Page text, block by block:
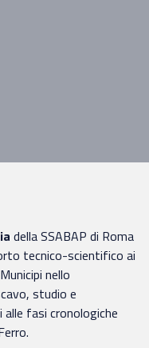
della SSABAP di Roma
tecnico-scientifico ai
nello
studio e
fasi cronologiche